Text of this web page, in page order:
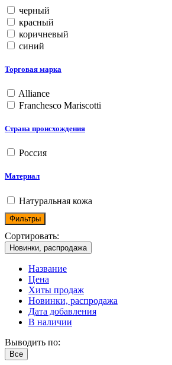
черный
красный
коричневый
синий
Торговая марка
Alliance
Franchesco Mariscotti
Страна происхождения
Россия
Материал
Натуральная кожа
Фильтры
Сортировать:
Новинки, распродажа
Название
Цена
Хиты продаж
Новинки, распродажа
Дата добавления
В наличии
Выводить по:
Все